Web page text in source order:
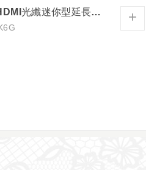
4K60Hz HDMI光纖迷你型延長器300M +